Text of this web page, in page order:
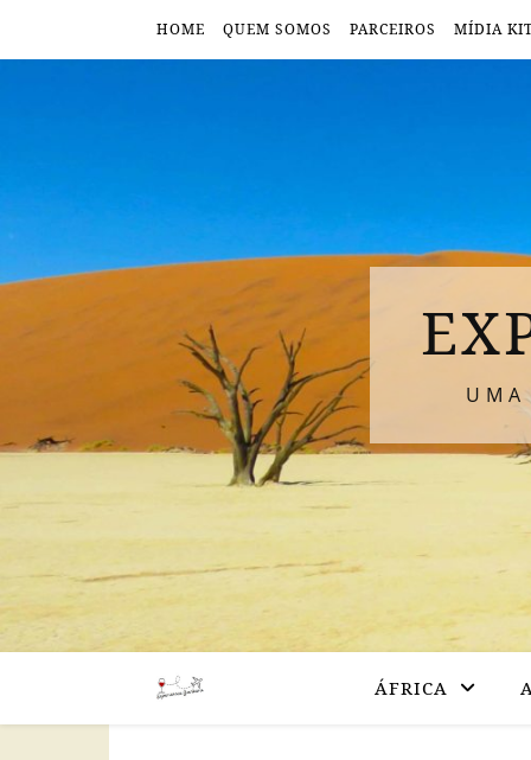
HOME QUEM SOMOS PARCEIROS MÍDIA
ÁFRICA